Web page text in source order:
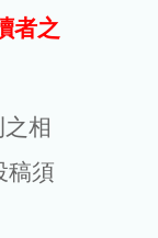
者之
相
稿須